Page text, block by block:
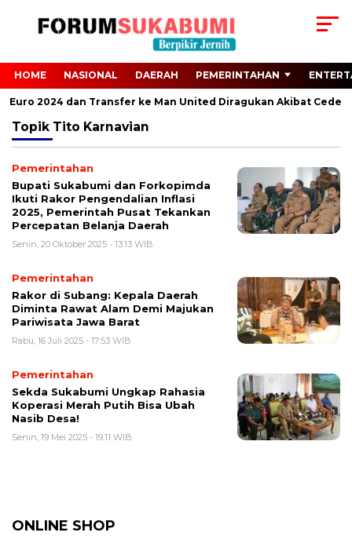
HOME NASIONAL DAERAH PEMERINTAHAN
2024 dan Transfer ke Man United Diragukan Akibat Cedera
Topik Tito Karnavian
Pemerintahan
Bupati Sukabumi dan Forkopimda
Ikuti Rakor Pengendalian Inflasi
2025, Pemerintah Pusat Tekankan
Percepatan Belanja Daerah
Senin, 20 Oktober 2025 - 13:13 WIB
Pemerintahan
Rakor di Subang: Kepala Daerah
Diminta Rawat Alam Demi Majukan
Pariwisata Jawa Barat
Rabu, 16 Juli 2025 - 17:53 WIB
Pemerintahan
Sekda Sukabumi Ungkap Rahasia
Koperasi Merah Putih Bisa Ubah
Nasib Desa!
Senin, 19 Mei 2025 - 19:11 WIB
ONLINE SHOP